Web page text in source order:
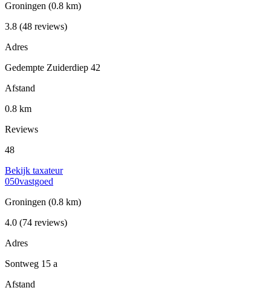
Groningen (0.8 km)
3.8 (48 reviews)
Adres
Gedempte Zuiderdiep 42
Afstand
0.8 km
Reviews
48
Bekijk taxateur
050vastgoed
Groningen (0.8 km)
4.0 (74 reviews)
Adres
Sontweg 15 a
Afstand